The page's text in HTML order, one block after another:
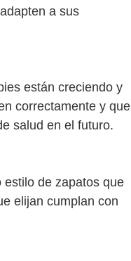
a sus
están creciendo y
correctamente y que
salud en el futuro.
de zapatos que
elijan cumplan con